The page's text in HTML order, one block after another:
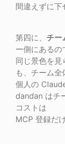
間違えずに下
第四に、 チー
ー側にあるの
同じ景色を見
も、チーム全
個人の
dandan はチ
コストは
MCP 登録だ